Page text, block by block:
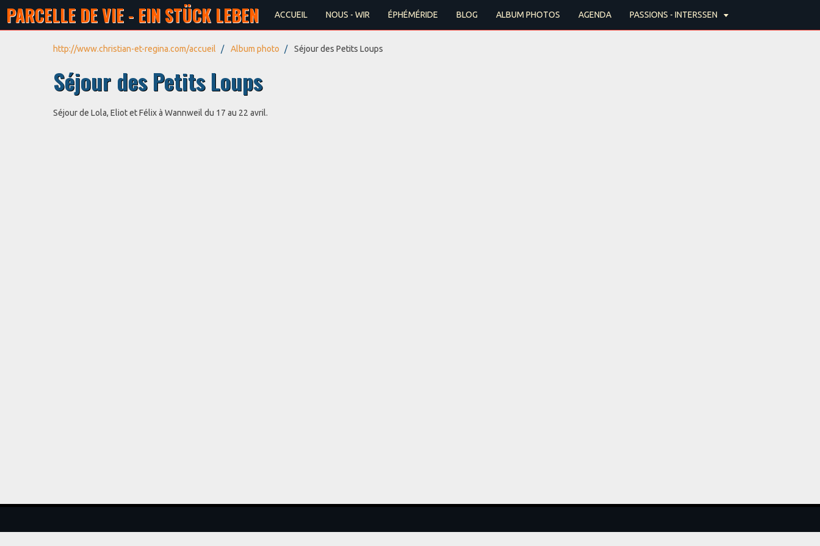
PARCELLE DE VIE - EIN STÜCK LEBEN ACCUEIL NOUS - WIR ÉPHÉMÉRIDE BLOG ALBUM PHOTOS AGENDA PASSIONS - INTERSSEN
http://www.christian-et-regina.com/accueil Album photo Séjour des Petits Loups
Séjour des Petits Loups
Séjour de Lola, Eliot et Félix à Wannweil du 17 au 22 avril.